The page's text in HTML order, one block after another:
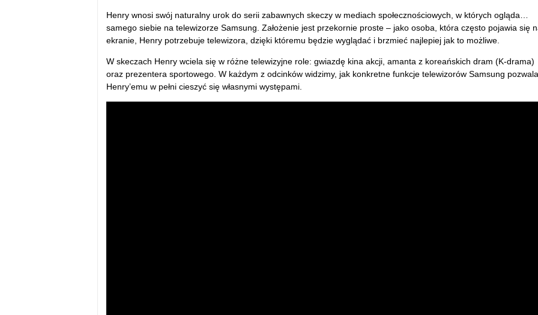
Henry wnosi swój naturalny urok do serii zabawnych skeczy w mediach społecznościowych, w których ogląda…
samego siebie na telewizorze Samsung. Założenie jest przekornie proste – jako osoba, która często pojawia się
ekranie, Henry potrzebuje telewizora, dzięki któremu będzie wyglądać i brzmieć najlepiej jak to możliwe.
W skeczach Henry wciela się w różne telewizyjne role: gwiazdę kina akcji, amanta z koreańskich dram (K-drama)
oraz prezentera sportowego. W każdym z odcinków widzimy, jak konkretne funkcje telewizorów Samsung
Henry’emu w pełni cieszyć się własnymi występami.